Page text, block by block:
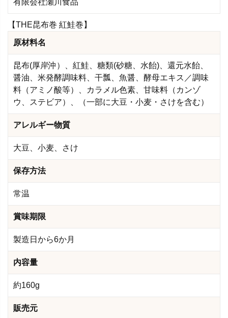
有限会社瀬川食品
【THE昆布巻 紅鮭巻】
原材料名
昆布(厚岸沖）、紅鮭、糖類(砂糖、水飴)、還元水飴、
醤油、米発酵調味料、干瓢、魚醤、酵母エキス／調味
料（アミノ酸等）、カラメル色素、甘味料（カンゾ
ウ、ステビア）、（一部に大豆・小麦・さけを含む）
アレルギー物質
大豆、小麦、さけ
保存方法
常温
賞味期限
製造日から6か月
内容量
約160g
販売元